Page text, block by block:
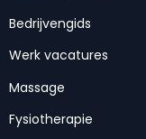
Bedrijvengids
Werk vacatures
Massage
Fysiotherapie